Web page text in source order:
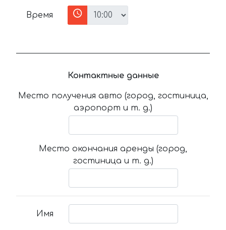
Время
Контактные данные
Место получения авто (город, гостиница,
аэропорт и т. д.)
Место окончания аренды (город,
гостиница и т. д.)
Имя